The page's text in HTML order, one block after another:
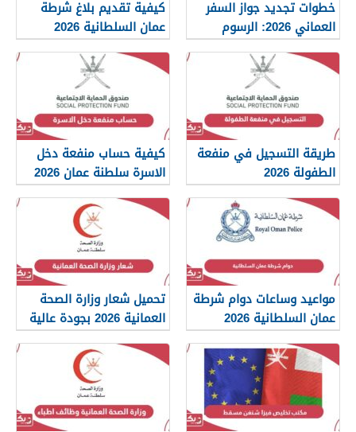
خطوات تجديد جواز السفر
العماني 2026: الرسوم
والمستندات المطلوبة
كيفية تقديم بلاغ شرطة
عمان السلطانية 2026
طريقة التسجيل في منفعة
الطفولة 2026
كيفية حساب منفعة دخل
الاسرة سلطنة عمان 2026
مواعيد وساعات دوام شرطة
عمان السلطانية 2026
تحميل شعار وزارة الصحة
العمانية 2026 بجودة عالية
png